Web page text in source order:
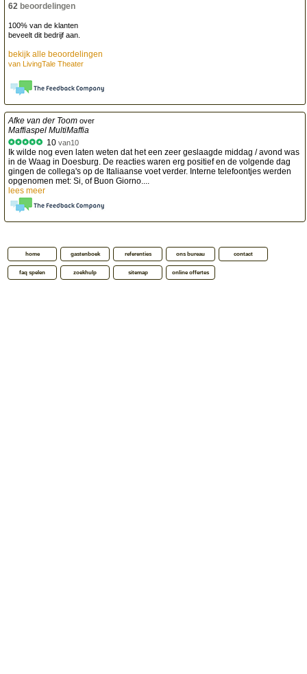
62 beoordelingen
100% van de klanten
beveelt dit bedrijf aan.
bekijk alle beoordelingen
van LivingTale Theater
Afke van der Toom over
Maffiaspel MultiMaffia
10van10
Ik wilde nog even laten weten dat het een zeer geslaagde middag / avond was
in de Waag in Doesburg. De reacties waren erg positief en de volgende dag
gingen de collega's op de Italiaanse voet verder. Interne telefoontjes werden
opgenomen met: Si, of Buon Giorno....
lees meer
home gastenboek referenties ons bureau contact
faq spelen zoekhulp sitemap online offertes